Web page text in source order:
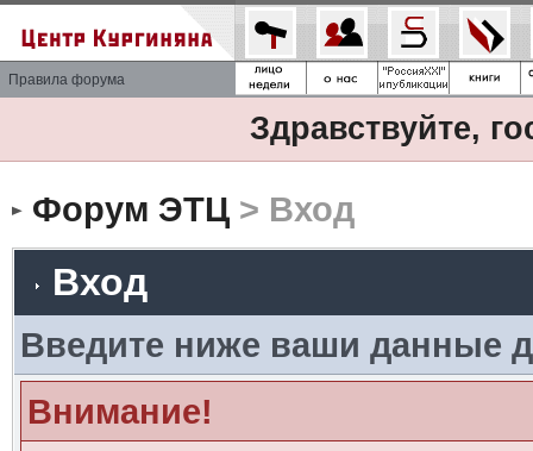
Правила форума
Здравствуйте,
Форум ЭТЦ> Вход
Вход
Введите ниже ваши данные
Внимание!